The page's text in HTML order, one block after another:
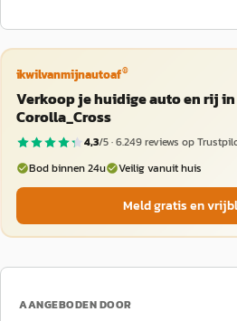
ikwilvanmijnautoaf®
Verkoop je huidige auto en rij in
Corolla_Cross
4,3/5 ·6.249reviews op
Bod binnen 24u
Veilig vanuit huis
Meld gratis en
AANGEBODEN DOOR